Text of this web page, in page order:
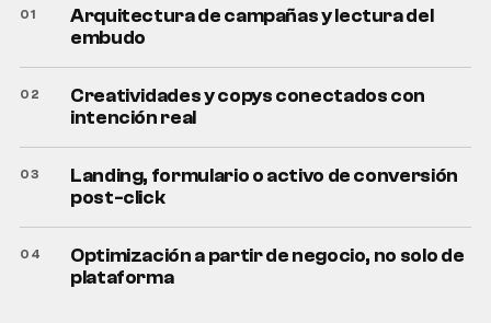
Arquitectura de campañas y lectura del
embudo
Creatividades y copys conectados con
intención real
Landing, formulario o activo de conversión
post-click
Optimización a partir de negocio, no solo de
plataforma